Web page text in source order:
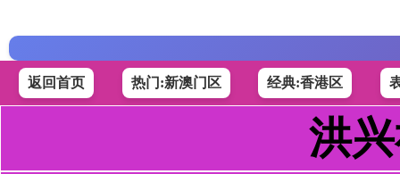
返回首页 热门:新澳门区 经典:香港区
洪